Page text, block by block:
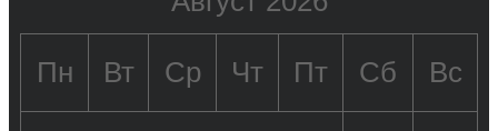
Пн Вт Ср Чт Пт Сб Вс